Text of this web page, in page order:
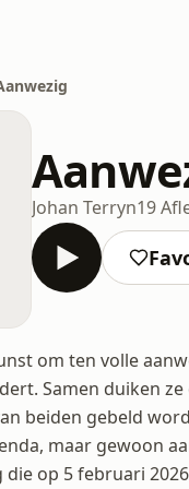
Johan Terryn19
om ten volle
Samen duiken
beiden gebeld
maar gewoon
op 5 februari